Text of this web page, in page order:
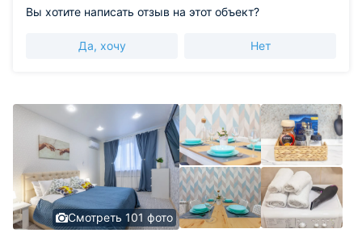
Вы хотите написать отзыв на этот объект?
Да, хочу Нет
Смотреть 101 фото